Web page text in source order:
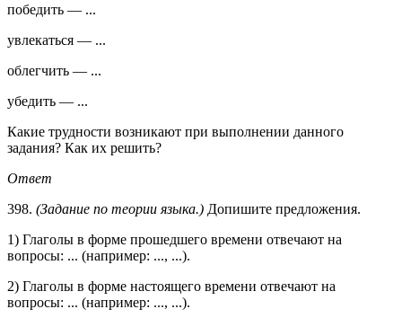
победить — ...
увлекаться — ...
облегчить — ...
убедить — ...
Какие трудности возникают при выполнении данного
задания? Как их решить?
Ответ
398. (Задание по теории языка.) Допишите предложения.
1) Глаголы в форме прошедшего времени отвечают на
вопросы: ... (например: ..., ...).
2) Глаголы в форме настоящего времени отвечают на
вопросы: ... (например: ..., ...).